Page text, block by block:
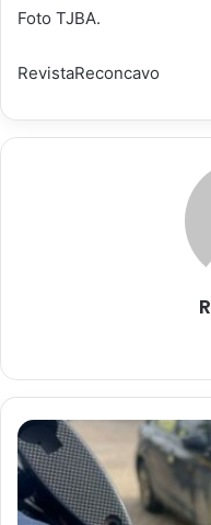
Foto TJBA.
RevistaReconcavo
Carro
roubado
em
2023